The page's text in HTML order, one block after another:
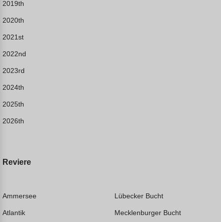
2019th
2020th
2021st
2022nd
2023rd
2024th
2025th
2026th
Reviere
Ammersee
Atlantik
Lübecker Bucht
Mecklenburger Bucht